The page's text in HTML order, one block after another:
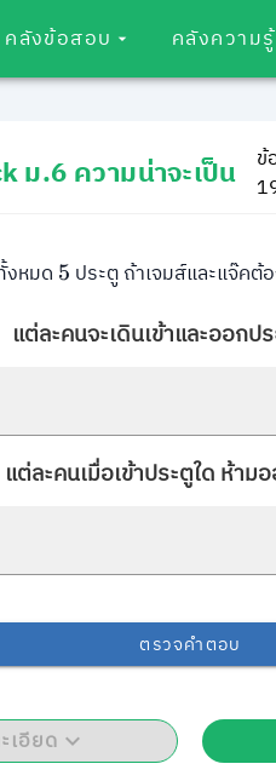
คลังข้อสอบ คลังความรู้
ม.6 ความน่าจะเป็น
ข้
งหมด 5 ประตู ถ้าเจมส์และแจ๊คต้
แต่ละคนจะเดินเข้าและออกป
แต่ละคนเมื่อเข้าประตูใด ห้าม
ตรวจคำตอบ
เอียด